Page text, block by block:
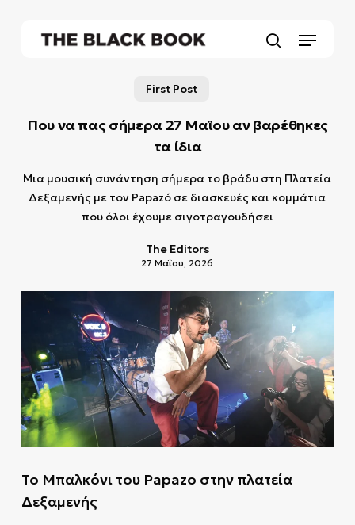
Menu
First Post
Που να πας σήμερα 27 Μαϊου αν βαρέθηκες
τα ίδια
Μια μουσική συνάντηση σήμερα το βράδυ στη Πλατεία
Δεξαμενής με τον Papazó σε διασκευές και κομμάτια
που όλοι έχουμε σιγοτραγουδήσει
The Editors
27 Μαΐου, 2026
Το Μπαλκόνι του Papazo στην πλατεία
Δεξαμενής